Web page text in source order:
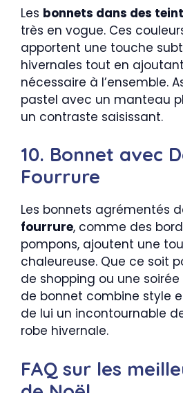
Les bonnets dans des
très en vogue. Ces
apportent une touche
hivernales tout en
nécessaire à l’ensemble.
pastel avec un manteau
un contraste saisissant.
10. Bonnet avec
Fourrure
Les bonnets agrémentés
fourrure, comme des
pompons, ajoutent une
chaleureuse. Que ce soit
de shopping ou une
de bonnet combine style
de lui un incontournable
robe hivernale.
FAQ sur les